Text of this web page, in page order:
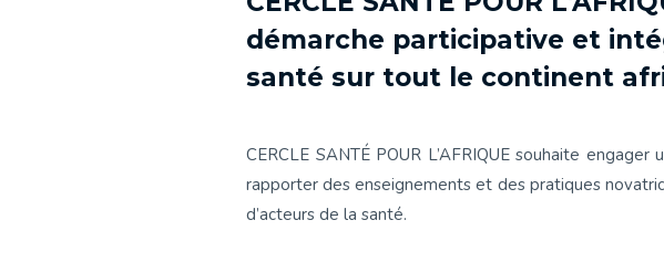
démarche participative et
santé sur tout le continent
CERCLE SANTÉ POUR L’AFRIQUE souhaite
rapporter des enseignements et des pratiques
d’acteurs de la santé.